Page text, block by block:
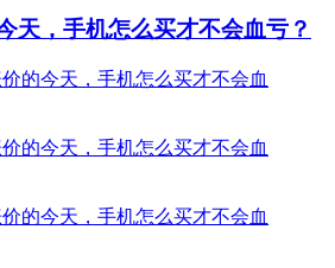
天，手机怎么买才不会血亏？